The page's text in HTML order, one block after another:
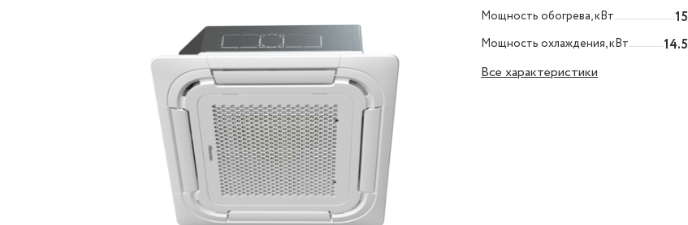
Мощность обогрева, кВт 15
Мощность охлаждения, кВт
14.5
Все характеристики